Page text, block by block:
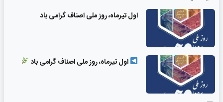
اول تیرماه، روز ملی اصناف گرامی باد
اول تیرماه، روز ملی اصناف گرامی باد